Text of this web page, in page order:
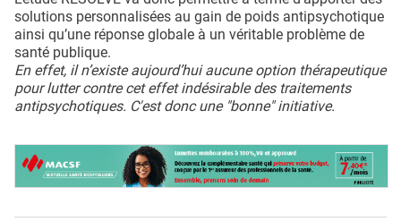
solutions personnalisées au gain de poids antipsychotique
ainsi qu’une réponse globale à un véritable problème de
santé publique.
En effet, il n’existe aujourd’hui aucune option thérapeutique
pour lutter contre cet effet indésirable des traitements
antipsychotiques. C'est donc une "bonne" initiative.